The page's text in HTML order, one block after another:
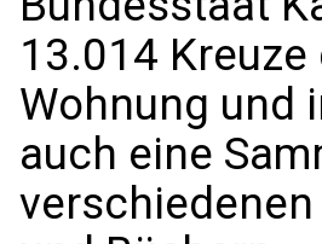
13.014
Wohnung und
auch eine